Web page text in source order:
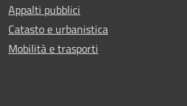
Appalti pubblici
Catasto e urbanistica
Mobilità e trasporti